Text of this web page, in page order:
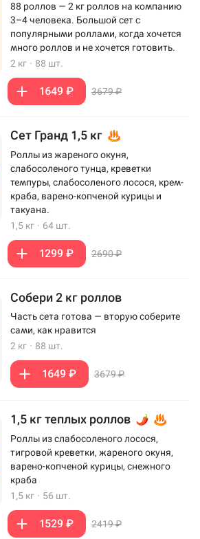
88 роллов — 2 кг роллов на компанию
3–4 человека. Большой сет с
популярными роллами, когда хочется
много роллов и не хочется готовить.
2 кг · 88 шт.
1649 ₽ 3679 ₽
Сет Гранд 1,5 кг
Роллы из жареного окуня,
слабосоленого тунца, креветки
темпуры, слабосоленого лосося, крем-
краба, варено-копченой курицы и
такуана.
1,5 кг · 64 шт.
1299 ₽ 2690 ₽
Собери 2 кг роллов
Часть сета готова — вторую соберите
сами, как нравится
2 кг · 88 шт.
1649 ₽ 3679 ₽
1,5 кг теплых роллов
Роллы из слабосоленого лосося,
тигровой креветки, жареного окуня,
варено-копченой курицы, снежного
краба
1,5 кг · 56 шт.
1529 ₽ 2419 ₽